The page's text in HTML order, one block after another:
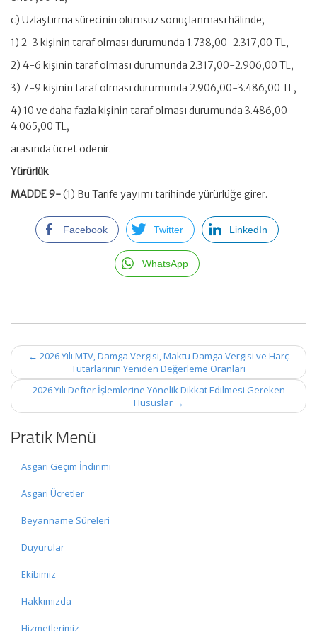
c) Uzlaştırma sürecinin olumsuz sonuçlanması hâlinde;
1) 2-3 kişinin taraf olması durumunda 1.738,00-2.317,00 TL,
2) 4-6 kişinin taraf olması durumunda 2.317,00-2.906,00 TL,
3) 7-9 kişinin taraf olması durumunda 2.906,00-3.486,00 TL,
4) 10 ve daha fazla kişinin taraf olması durumunda 3.486,00-
4.065,00 TL,
arasında ücret ödenir.
Yürürlük
MADDE 9-(1) Bu Tarife yayımı tarihinde yürürlüğe girer.
Facebook Twitter LinkedIn
WhatsApp
Post
navigation
← 2026 Yılı MTV, Damga Vergisi, Maktu Damga Vergisi ve Harç
Tutarlarının Yeniden Değerleme Oranları
2026 Yılı Defter İşlemlerine Yönelik Dikkat Edilmesi Gereken
Hususlar →
Pratik Menü
Asgari Geçim İndirimi
Asgari Ücretler
Beyanname Süreleri
Duyurular
Ekibimiz
Hakkımızda
Hizmetlerimiz